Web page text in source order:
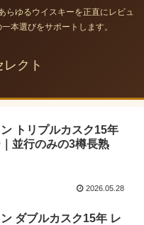
らゆるウイスキーを正直にレビュ
本選びをサポートします。
クト
トリプルカスク15年
並行のみの3樽長熟
2026.05.28
ダブルカスク15年 レ